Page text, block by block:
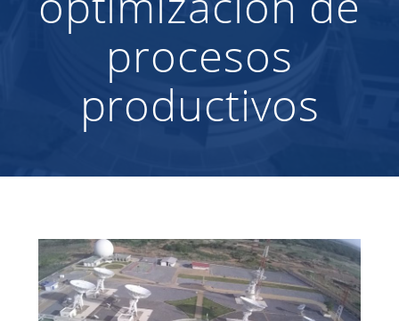
procesos
productivos